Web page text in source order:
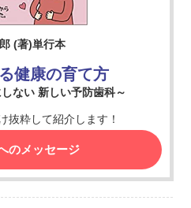
(著)単行本
健康の育て方
ない 新しい予防歯科～
抜粋して紹介します！
のメッセージ